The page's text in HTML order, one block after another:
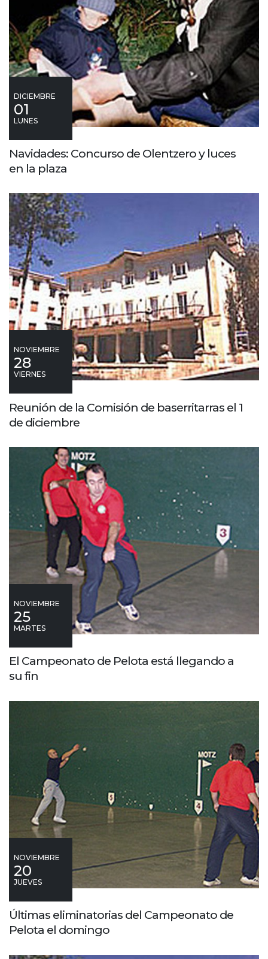
DICIEMBRE
01
LUNES
Navidades: Concurso de Olentzero y luces
en la plaza
NOVIEMBRE
28
VIERNES
Reunión de la Comisión de baserritarras el 1
de diciembre
NOVIEMBRE
25
MARTES
El Campeonato de Pelota está llegando a
su fin
NOVIEMBRE
20
JUEVES
Últimas eliminatorias del Campeonato de
Pelota el domingo